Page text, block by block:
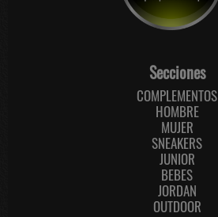
Secciones
COMPLEMENTOS
HOMBRE
MUJER
SNEAKERS
JUNIOR
BEBES
JORDAN
OUTDOOR